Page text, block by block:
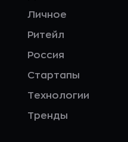
Личное
Ритейл
Россия
Стартапы
Технологии
Тренды